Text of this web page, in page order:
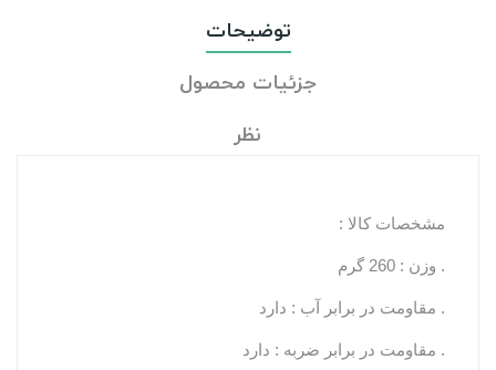
توضیحات
جزئیات محصول
نظر
مشخصات کالا :
. وزن : 260 گرم
. مقاومت در برابر آب : دارد
. مقاومت در برابر ضربه : دارد